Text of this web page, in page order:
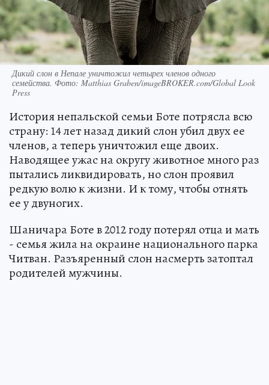
Дикий слон в Непале уничтожил четырех членов одного
семейства. Фото: Matthias Graben/imageBROKER.com/Global Look
Press
История непальской семьи Боте потрясла всю
страну: 14 лет назад дикий слон убил двух ее
членов, а теперь уничтожил еще двоих.
Наводящее ужас на округу животное много раз
пытались ликвидировать, но слон проявил
редкую волю к жизни. И к тому, чтобы отнять
ее у двуногих.
Шаничара Боте в 2012 году потерял отца и мать
- семья жила на окраине национального парка
Читван. Разъяренный слон насмерть затоптал
родителей мужчины.